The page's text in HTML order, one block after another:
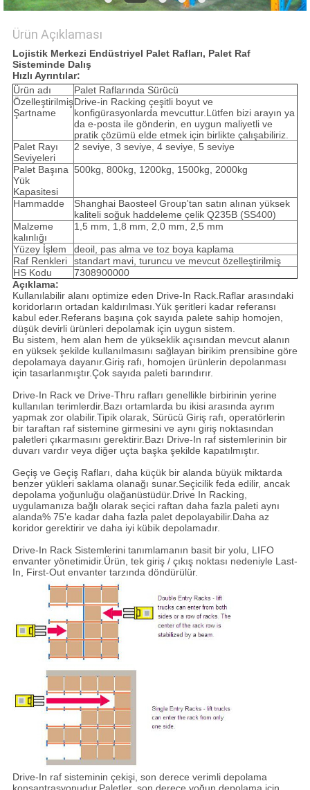
Ürün Açıklaması
Lojistik Merkezi Endüstriyel Palet Rafları, Palet Raf
Sisteminde Dalış
Hızlı Ayrıntılar:
Ürün adı
Palet Raflarında Sürücü
Özelleştirilmiş
Şartname
Drive-in Racking çeşitli boyut ve
konfigürasyonlarda mevcuttur.Lütfen bizi arayın ya
da e-posta ile gönderin, en uygun maliyetli ve
pratik çözümü elde etmek için birlikte çalışabiliriz.
Palet Rayı
Seviyeleri
2 seviye, 3 seviye, 4 seviye, 5 seviye
Palet Başına
Yük
Kapasitesi
500kg, 800kg, 1200kg, 1500kg, 2000kg
Hammadde
Shanghai Baosteel Group'tan satın alınan yüksek
kaliteli soğuk haddeleme çelik Q235B (SS400)
Malzeme
kalınlığı
1,5 mm, 1,8 mm, 2,0 mm, 2,5 mm
Yüzey İşlem
deoil, pas alma ve toz boya kaplama
Raf Renkleri
standart mavi, turuncu ve mevcut özelleştirilmiş
HS Kodu
7308900000
Açıklama:
Kullanılabilir alanı optimize eden Drive-In Rack.Raflar arasındaki
koridorların ortadan kaldırılması.Yük şeritleri kadar referansı
kabul eder.Referans başına çok sayıda palete sahip homojen,
düşük devirli ürünleri depolamak için uygun sistem.
Bu sistem, hem alan hem de yükseklik açısından mevcut alanın
en yüksek şekilde kullanılmasını sağlayan birikim prensibine göre
depolamaya dayanır.Giriş rafı, homojen ürünlerin depolanması
için tasarlanmıştır.Çok sayıda paleti barındırır.
Drive-In Rack ve Drive-Thru rafları genellikle birbirinin yerine
kullanılan terimlerdir.Bazı ortamlarda bu ikisi arasında ayrım
yapmak zor olabilir.Tipik olarak, Sürücü Giriş rafı, operatörlerin
bir taraftan raf sistemine girmesini ve aynı giriş noktasından
paletleri çıkarmasını gerektirir.Bazı Drive-In raf sistemlerinin bir
duvarı vardır veya diğer uçta başka şekilde kapatılmıştır.
Geçiş ve Geçiş Rafları, daha küçük bir alanda büyük miktarda
benzer yükleri saklama olanağı sunar.Seçicilik feda edilir, ancak
depolama yoğunluğu olağanüstüdür.Drive In Racking,
uygulamanıza bağlı olarak seçici raftan daha fazla paleti aynı
alanda% 75'e kadar daha fazla palet depolayabilir.Daha az
koridor gerektirir ve daha iyi kübik depolamadır.
Drive-In Rack Sistemlerini tanımlamanın basit bir yolu, LIFO
envanter yönetimidir.Ürün, tek giriş / çıkış noktası nedeniyle Last-
In, First-Out envanter tarzında döndürülür.
Drive-In raf sisteminin çekişi, son derece verimli depolama
konsantrasyonudur.Paletler, son derece yoğun depolama için